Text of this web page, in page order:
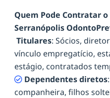
Quem Pode Contratar
Serranópolis
Titulares: Sócios,
vínculo empregatício,
estágio, contratados
Dependentes diretos
companheira, filhos